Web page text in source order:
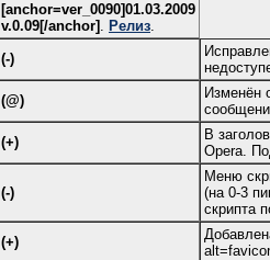
[anchor=ver_0090]01.03.2009
v.0.09[/anchor] . Релиз.
(-)
(@)
Изменён
(+)
В
Opera.
(-)
Меню
(на 0-3
скрипта
(+)